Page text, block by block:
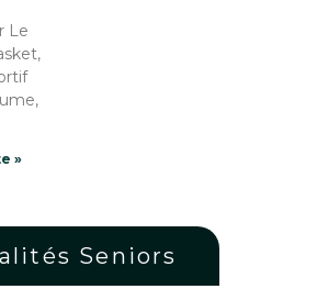
Le
»
Seniors